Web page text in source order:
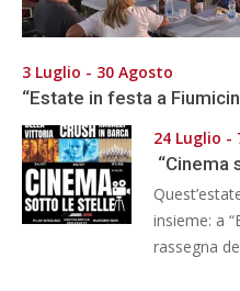
3 Luglio - 30 Agosto
“Estate in festa a
24 Luglio -
“Cinema
insieme: a
rassegna